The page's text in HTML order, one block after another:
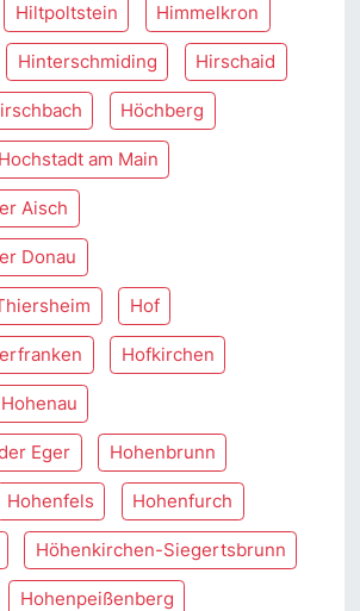
Hiltpoltstein Himmelkron
Hinterschmiding Hirschaid
Höchberg
Hochstadt am Main
Aisch
Donau
Hof
Hofkirchen
Hohenau
Eger Hohenbrunn
Hohenfels Hohenfurch
Höhenkirchen-Siegertsbrunn
Hohenpeißenberg